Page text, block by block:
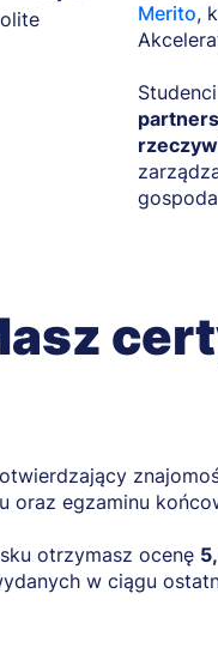
Merito,
oraz egzaminu
otrzymasz ocenę
w ciągu